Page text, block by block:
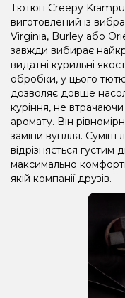
Тютюн Creepy
виготовлений із
Virginia, Burley або
завжди вибирає
видатні курильні
обробки, у цього
дозволяє довше
куріння, не
аромату. Він
заміни вугілля. Суміш
відрізняється
максимально
якій компанії друзів.